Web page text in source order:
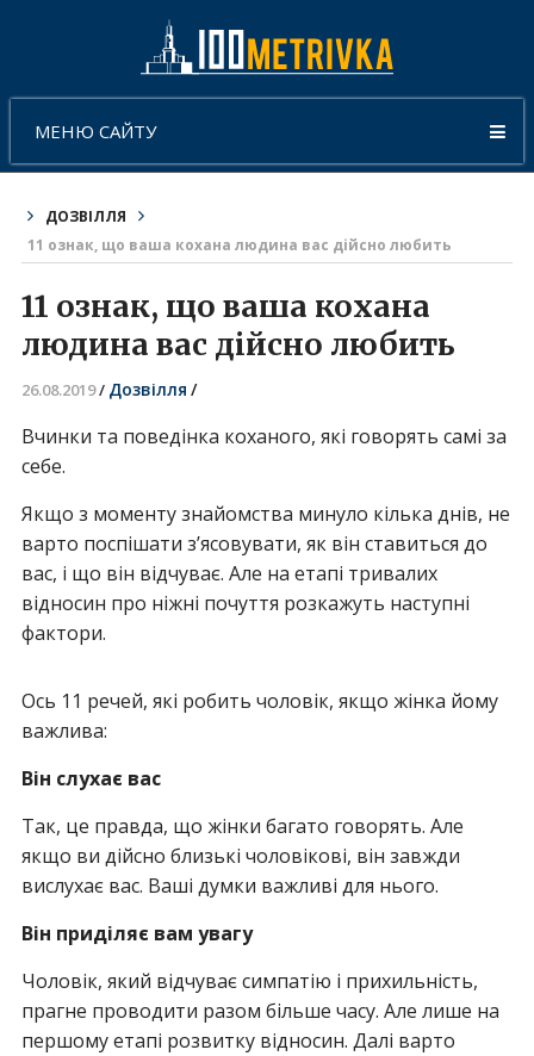
МЕНЮ САЙТУ
ДОЗВІЛЛЯ
11 ознак, що ваша кохана людина вас дійсно любить
11 ознак, що ваша кохана
людина вас дійсно любить
26.08.2019/ Дозвілля /
Вчинки та поведінка коханого, які говорять самі за
себе.
Якщо з моменту знайомства минуло кілька днів, не
варто поспішати з’ясовувати, як він ставиться до
вас, і що він відчуває. Але на етапі тривалих
відносин про ніжні почуття розкажуть наступні
фактори.
Ось 11 речей, які робить чоловік, якщо жінка йому
важлива:
Він слухає вас
Так, це правда, що жінки багато говорять. Але
якщо ви дійсно близькі чоловікові, він завжди
вислухає вас. Ваші думки важливі для нього.
Він приділяє вам увагу
Чоловік, який відчуває симпатію і прихильність,
прагне проводити разом більше часу. Але лише на
першому етапі розвитку відносин. Далі варто